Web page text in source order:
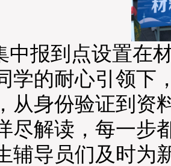
中报到点设置在
学的耐心引领下
从身份验证到资
尽解读，每一步
辅导员们及时为